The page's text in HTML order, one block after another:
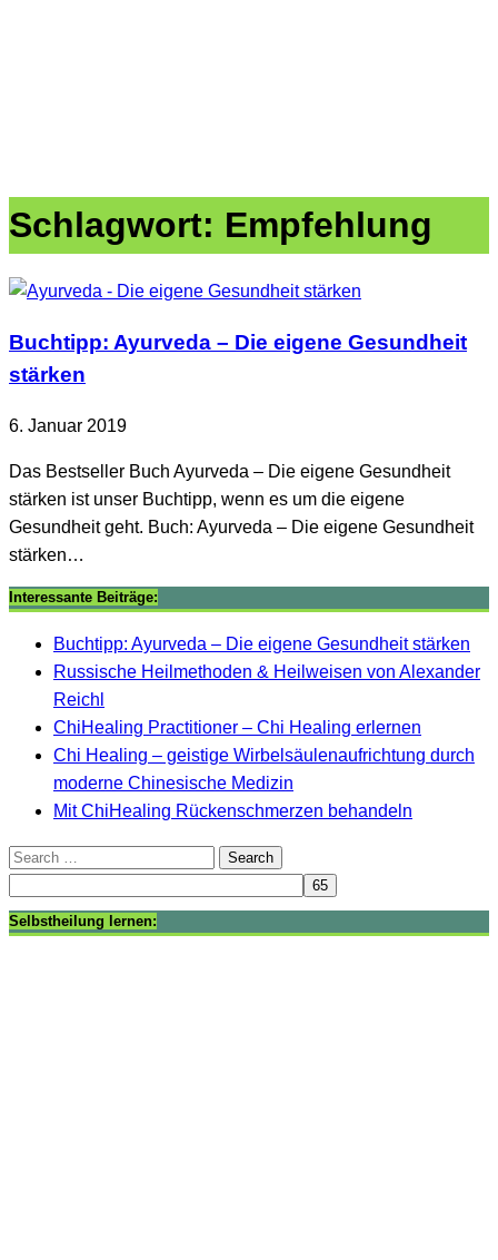
Schlagwort: Empfehlung
Buchtipp: Ayurveda – Die eigene Gesundheit
stärken
6. Januar 2019
Das Bestseller Buch Ayurveda – Die eigene Gesundheit
stärken ist unser Buchtipp, wenn es um die eigene
Gesundheit geht. Buch: Ayurveda – Die eigene Gesundheit
stärken…
Interessante Beiträge:
Buchtipp: Ayurveda – Die eigene Gesundheit stärken
Russische Heilmethoden & Heilweisen von Alexander
Reichl
ChiHealing Practitioner – Chi Healing erlernen
Chi Healing – geistige Wirbelsäulenaufrichtung durch
moderne Chinesische Medizin
Mit ChiHealing Rückenschmerzen behandeln
Search
Selbstheilung lernen: